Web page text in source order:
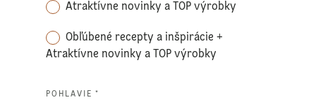
Atraktívne novinky a TOP výrobky
Obľúbené recepty a inšpirácie +
Atraktívne novinky a TOP výrobky
POHLAVIE *